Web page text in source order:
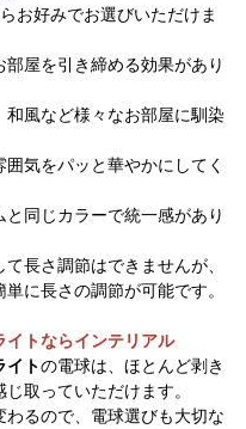
お好みでお選びいただけま
屋を引き締める効果があり
風など様々なお部屋に馴染
気をパッと華やかにしてく
同じカラーで統一感があり
長さ調節はできませんが、
に長さの調節が可能です。
イトならインテリアル
イトの電球は、ほとんど剥き
取っていただけます。
るので、電球選びも大切な